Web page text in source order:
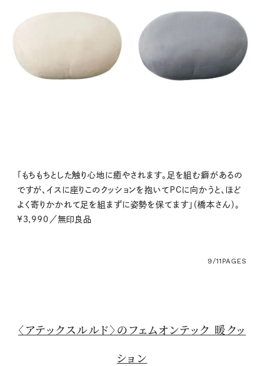
「もちもちとした触り心地に癒やされます。足を組む癖があるの
ですが、イスに座りこのクッションを抱いてPCに向かうと、ほど
よく寄りかかれて足を組まずに姿勢を保てます」（橋本さん）。
¥3,990／無印良品
9/11 PAGES
〈アテックスルルド〉のフェムオンテック 暖クッ
ション